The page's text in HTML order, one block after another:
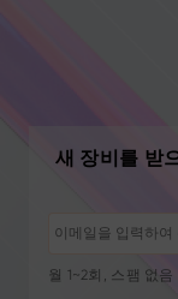
새 장비를 받
드로잉 튜토리얼
월 1~2회, 스팸 없음